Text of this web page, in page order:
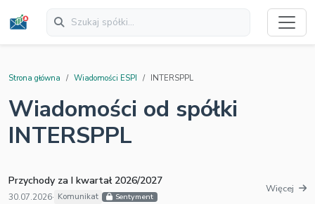
Strona główna Wiadomości ESPI INTERSPPL
Wiadomości od spółki
INTERSPPL
Przychody za I kwartał 2026/2027
30.07.2026· Komunikat Sentyment
Więcej